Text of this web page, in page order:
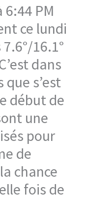
PM
ce lundi
16.1°
dans
s’est
début de
une
pour
de
chance
fois de